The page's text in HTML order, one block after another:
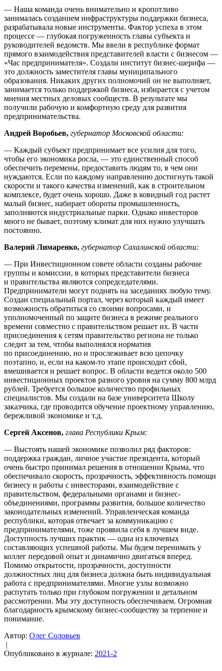
— Наша команда очень внимательно и кропотливо
занималась созданием инфраструктуры поддержки бизнеса,
разрабатывала новые инструменты. Фактор успеха в этом
процессе — глубокая погруженность главы субъекта и
руководителей ведомств. Мы ввели в республике формат
прямого взаимодействия представителей власти с бизнесом —
«Час предпринимателя». Создали институт бизнес-шерифа —
это должность заместителя главы муниципального
образования. Никаких других полномочий он не выполняет,
занимается только поддержкой бизнеса, избирается с учетом
мнения местных деловых сообществ. В результате мы
получили рабочую и комфортную среду для развития
предпринимательства.
Андрей Воробьев, губернатор Московской области:
— Каждый субъект предпринимает все усилия для того,
чтобы его экономика росла, — это единственный способ
обеспечить перемены, предоставить людям то, в чем они
нуждаются. Если по каждому направлению достигнуть такой
скорости и такого качества изменений, как в строительном
комплексе, будет очень хорошо. Даже в ковидный год растет
малый бизнес, набирает обороты промышленность,
заполняются индустриальные парки. Однако инвесторов
много не бывает, поэтому климат для них нужно улучшать
постоянно.
Валерий Лимаренко, губернатор Сахалинской области:
— При Инвестиционном совете области созданы рабочие
группы и комиссии, в которых представители бизнеса
и правительства являются сопредседателями.
Предприниматели могут поднять на заседаниях любую тему.
Создан специальный портал, через который каждый имеет
возможность обратиться со своими вопросами, и
уполномоченный по защите бизнеса в режиме реального
времени совместно с правительством решает их. В части
присоединения к сетям правительство региона не только
следит за тем, чтобы выполнялся норматив
по присоединению, но и прослеживает всю цепочку
поэтапно, и, если на каком-то этапе происходит сбой,
вмешивается и решает вопрос. В области ведется около 500
инвестиционных проектов разного уровня на сумму 800 млрд
рублей. Требуется большое количество профильных
специалистов. Мы создали на базе университета Школу
заказчика, где проводится обучение проектному управлению,
бережливой экономике и т.д.
Сергей Аксенов, глава Республики Крым:
— Выстоять нашей экономике позволил ряд факторов:
поддержка граждан, личное участие президента, который
очень быстро принимал решения в отношении Крыма, что
обеспечивало скорость, прозрачность, эффективность помощи
бизнесу и работы с инвесторами, взаимодействие с
правительством, федеральными органами и бизнес-
объединениями, программы развития, большое количество
законодательных изменений. Управленческая команда
республики, которая отвечает за коммуникацию с
предпринимателями, тоже проявила себя в лучшем виде.
Доступность лучших практик — одна из ключевых
составляющих успешной работы. Мы будем перенимать у
коллег передовой опыт и динамично двигаться вперед.
Помимо открытости, прозрачности, доступности
должностных лиц для бизнеса должна быть индивидуальная
работа с предпринимателями. Многие узлы возможно
распутать только при глубоком погружении и детальном
рассмотрении. Мы эту доступность обеспечиваем. Огромная
благодарность крымскому бизнес-сообществу за терпение и
понимание.
Автор: Олег Соловьев
|
Опубликовано в журнале: 2021-2